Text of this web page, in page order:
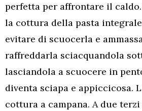
perfetta per affrontare il
la cottura della pasta
evitare di scuocerla e
raffreddarla sciacquandola
lasciandola a scuocere in
diventa sciapa e appiccicosa.
cottura a campana. A due